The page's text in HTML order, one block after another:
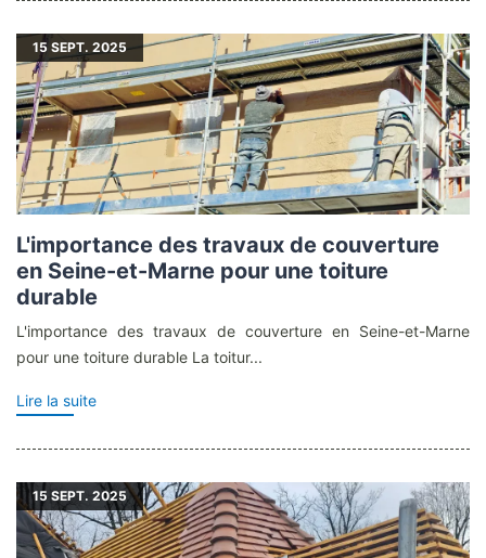
15 SEPT. 2025
L'importance des travaux de couverture
en Seine-et-Marne pour une toiture
durable
L'importance des travaux de couverture en Seine-et-Marne
pour une toiture durable La toitur...
Lire la suite
15 SEPT. 2025